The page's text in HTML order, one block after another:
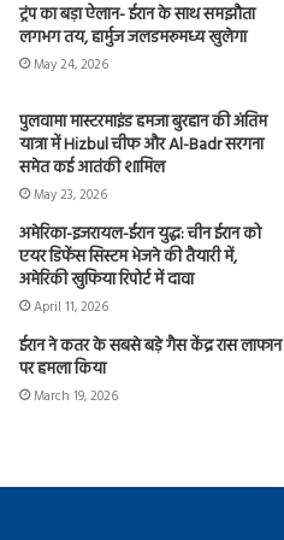
ट्रंप का बड़ा ऐलान- ईरान के साथ समझौता
लगभग तय, हार्मुज जलडमरूमध्य खुलेगा
May 24, 2026
पुलवामा मास्टरमाइंड हमजा बुरहान की अंतिम
यात्रा में Hizbul चीफ और Al-Badr सरगना
समेत कई आतंकी शामिल
May 23, 2026
अमेरिका-इजरायल-ईरान युद्ध: चीन ईरान को
एयर डिफेंस सिस्टम भेजने की तैयारी में,
अमेरिकी खुफिया रिपोर्ट में दावा
April 11, 2026
ईरान ने कतर के सबसे बड़े गैस केंद्र रास लाफान
पर हमला किया
March 19, 2026